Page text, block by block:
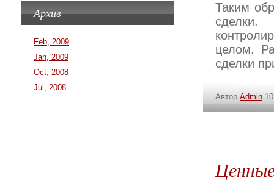
Таким
сделки.
целом.
сделки
Автор Admin
Архив
Feb, 2009
Jan, 2009
Oct, 2008
Jul, 2008